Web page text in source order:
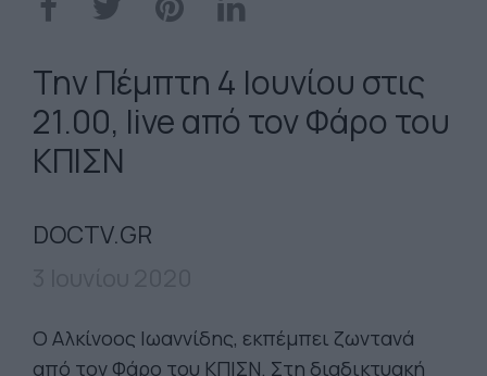
Την Πέμπτη 4 Ιουνίου στις
21.00, live από τον Φάρο του
ΚΠΙΣΝ
DOCTV.GR
Ο Αλκίνοος Ιωαννίδης, εκπέμπει ζωντανά
από τον Φάρο του ΚΠΙΣΝ. Στη διαδικτυακή